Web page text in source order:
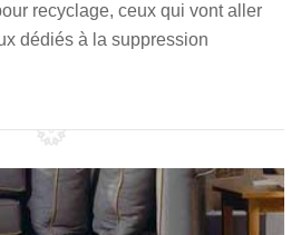
recyclage, ceux qui vont aller
dédiés à la suppression